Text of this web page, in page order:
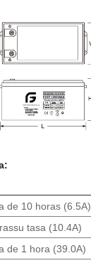
de 10 horas (6.5A)
su tasa (10.4A)
de 1 hora (39.0A)